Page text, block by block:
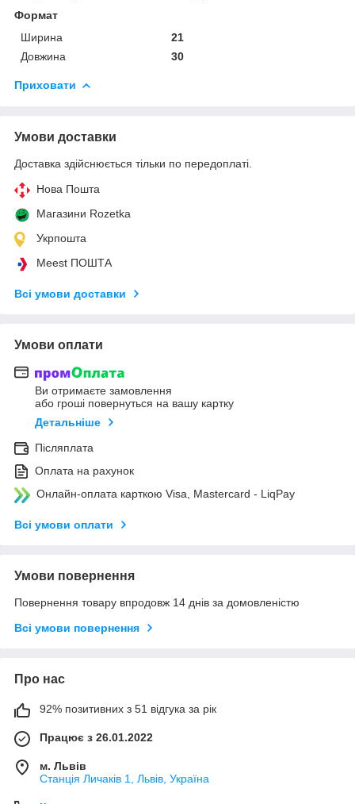
Формат
Ширина
21
Довжина
30
Приховати
Умови доставки
Доставка здійснюється тільки по передоплаті.
Нова Пошта
Магазини Rozetka
Укрпошта
Meest ПОШТА
Всі умови доставки
Умови оплати
Ви отримаєте замовлення
або гроші повернуться на вашу картку
Детальніше
Післяплата
Оплата на рахунок
Онлайн-оплата карткою Visa, Mastercard - LiqPay
Всі умови оплати
Умови повернення
Повернення товару впродовж 14 днів за домовленістю
Всі умови повернення
Про нас
92% позитивних з 51 відгука за рік
Працює з 26.01.2022
м. Львів
Станція Личаків 1, Львів, Україна